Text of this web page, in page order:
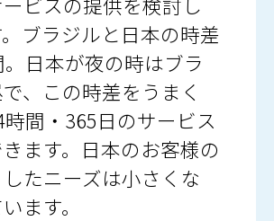
ブラジルと日本の時差
。日本が夜の時はブラ
、この時差をうまく
間・365日のサービス
ます。日本のお客様の
たニーズは小さくな
ます。